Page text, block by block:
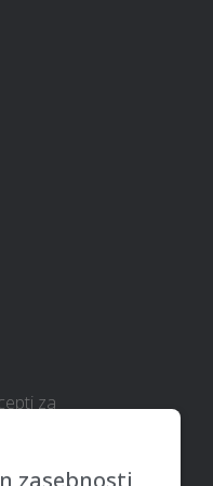
Polaganje ploščic -
za
zasebnosti